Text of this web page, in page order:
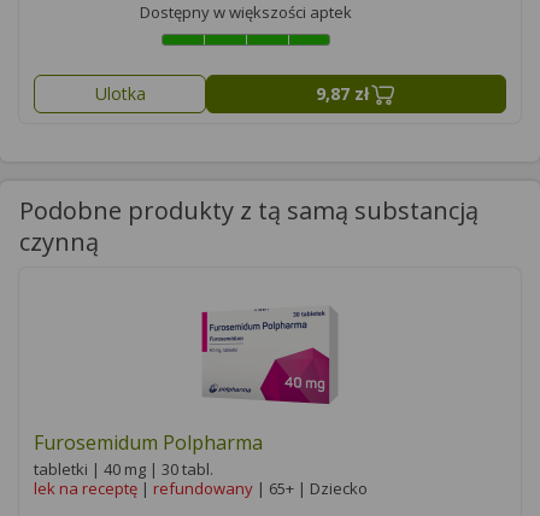
Dostępny w większości aptek
Ulotka 9,87 zł
Podobne produkty z tą samą substancją
czynną
Furosemidum Polpharma
tabletki | 40 mg | 30 tabl.
lek na receptę | refundowany | 65+ | Dziecko